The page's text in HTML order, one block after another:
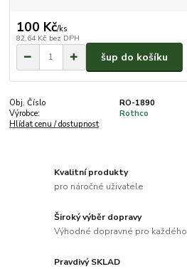
100 Kč/ks
82,64 Kč bez DPH
šup do košíku
Obj. Číslo
RO-1890
Výrobce:
Rothco
Hlídat cenu / dostupnost
Kvalitní produkty
pro náročné uživatele
Široký výběr dopravy
Výhodné dopravné pro každého
Pravdivý SKLAD